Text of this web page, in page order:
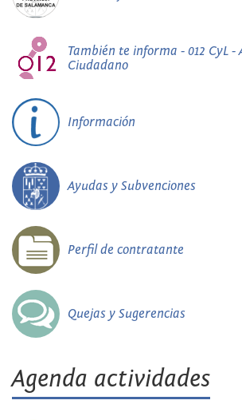
También te informa - 012 CyL -
Ciudadano
Información
Ayudas y Subvenciones
Perfil de contratante
Quejas y Sugerencias
Agenda actividades